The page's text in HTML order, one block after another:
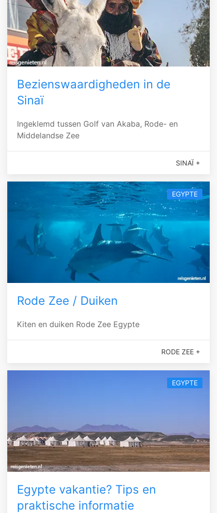
Bezienswaardigheden in de
Sinaï
Ingeklemd tussen Golf van Akaba, Rode- en
Middelandse Zee
SINAÏ +
EGYPTE
Rode Zee / Duiken
Kiten en duiken Rode Zee Egypte
RODE ZEE +
EGYPTE
Egypte vakantie? Tips en
praktische informatie